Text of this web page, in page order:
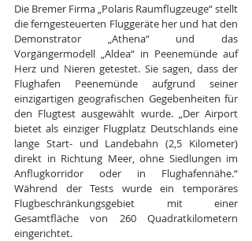
Die Bremer Firma „Polaris Raumflugzeuge“ stellt
die ferngesteuerten Fluggeräte her und hat den
Demonstrator „Athena“ und das
Vorgängermodell „Aldea“ in Peenemünde auf
Herz und Nieren getestet. Sie sagen, dass der
Flughafen Peenemünde aufgrund seiner
einzigartigen geografischen Gegebenheiten für
den Flugtest ausgewählt wurde. „Der Airport
bietet als einziger Flugplatz Deutschlands eine
lange Start- und Landebahn (2,5 Kilometer)
direkt in Richtung Meer, ohne Siedlungen im
Anflugkorridor oder in Flughafennähe.“
Während der Tests wurde ein temporäres
Flugbeschränkungsgebiet mit einer
Gesamtfläche von 260 Quadratkilometern
eingerichtet.